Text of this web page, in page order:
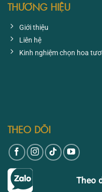
THƯƠNG HIỆU
Giới thiệu
Liên hệ
Kinh nghiệm chọn hoa
THEO DÕI
Theo